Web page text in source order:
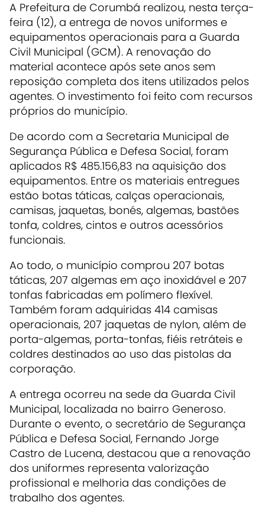
A Prefeitura de Corumbá realizou, nesta terça-
feira (12), a entrega de novos uniformes e
equipamentos operacionais para a Guarda
Civil Municipal (GCM). A renovação do
material acontece após sete anos sem
reposição completa dos itens utilizados pelos
agentes. O investimento foi feito com recursos
próprios do município.
De acordo com a Secretaria Municipal de
Segurança Pública e Defesa Social, foram
aplicados R$ 485.156,83 na aquisição dos
equipamentos. Entre os materiais entregues
estão botas táticas, calças operacionais,
camisas, jaquetas, bonés, algemas, bastões
tonfa, coldres, cintos e outros acessórios
funcionais.
Ao todo, o município comprou 207 botas
táticas, 207 algemas em aço inoxidável e 207
tonfas fabricadas em polímero flexível.
Também foram adquiridas 414 camisas
operacionais, 207 jaquetas de nylon, além de
porta-algemas, porta-tonfas, fiéis retráteis e
coldres destinados ao uso das pistolas da
corporação.
A entrega ocorreu na sede da Guarda Civil
Municipal, localizada no bairro Generoso.
Durante o evento, o secretário de Segurança
Pública e Defesa Social, Fernando Jorge
Castro de Lucena, destacou que a renovação
dos uniformes representa valorização
profissional e melhoria das condições de
trabalho dos agentes.